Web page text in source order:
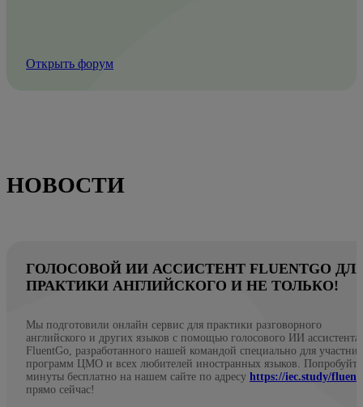
Открыть форум
НОВОСТИ
ГОЛОСОВОЙ ИИ АССИСТЕНТ FLUENTGO
ПРАКТИКИ АНГЛИЙСКОГО И НЕ ТОЛЬКО!
Мы подготовили онлайн сервис для практики разговорного
английского и других языков с помощью голосового ИИ ассистента
FluentGo, разработанного нашей командой специально для
программ ЦМО и всех любителей иностранных языков.
минуты бесплатно на нашем сайте по адресу https://iec.study/fluent/
прямо сейчас!